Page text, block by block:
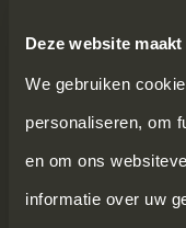
Deze website
We gebruiken
personaliseren, om
en om ons
informatie over uw